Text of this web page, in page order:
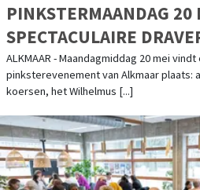
PINKSTERMAANDAG 20
SPECTACULAIRE
ALKMAAR ZETURF
ALKMAAR - Maandagmiddag 20 mei
pinksterevenement van Alkmaar plaats:
koersen, het Wilhelmus [...]